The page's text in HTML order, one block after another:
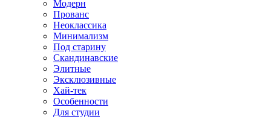
Модерн
Прованс
Неоклассика
Минимализм
Под старину
Скандинавские
Элитные
Эксклюзивные
Хай-тек
Особенности
Для студии